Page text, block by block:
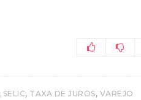
, SELIC, TAXA DE JUROS, VAREJO